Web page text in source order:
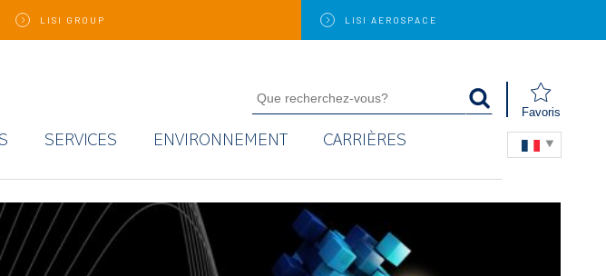
LISI GROUP LISI AEROSPACE
Favoris
SERVICES ENVIRONNEMENT
CARRIÈRES